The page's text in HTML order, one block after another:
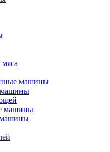
машины
машины
машины
машины